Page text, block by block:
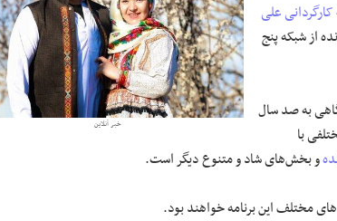
خبر آنلاین
کارگردانیعلی
۲۱ به صورت زنده از شبکه پنج
به صد سال
با
و بخش‌های شاد و متنوع دیگر است.
مختلف این برنامه خواهند بود.